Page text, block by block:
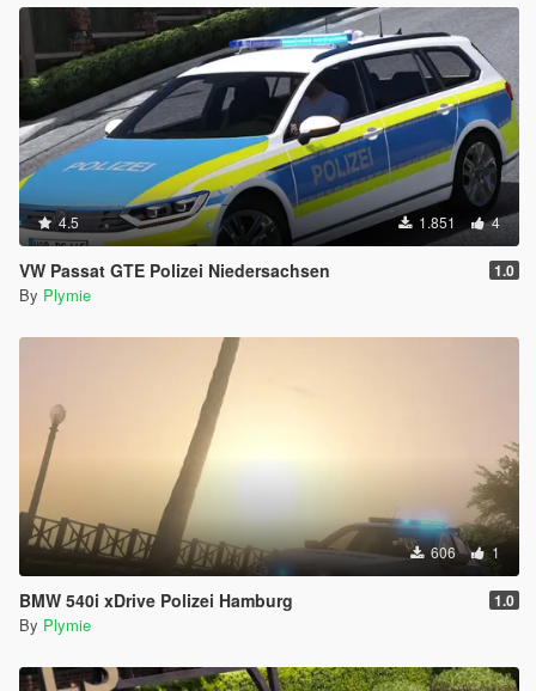
4.5 1.851 4
VW Passat GTE Polizei Niedersachsen 1.0
By Plymie
606 1
BMW 540i xDrive Polizei Hamburg 1.0
By Plymie